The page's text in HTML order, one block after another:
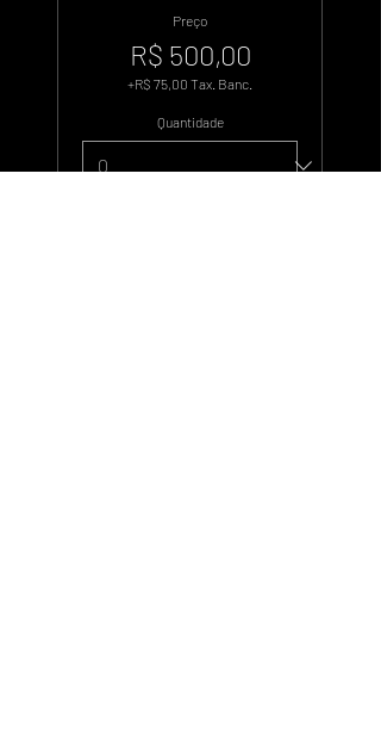
Preço
R$ 500,00
+R$ 75,00 Tax. Banc.
Quantidade